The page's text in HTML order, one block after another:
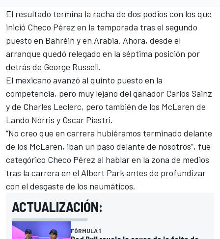
El resultado termina la racha de dos podios con los que
inició Checo Pérez en la temporada tras el segundo
puesto en Bahréin y en Arabia. Ahora, desde el
arranque quedó relegado en la séptima posición por
detrás de George Russell.
El mexicano avanzó al quinto puesto en la
competencia, pero muy lejano del ganador Carlos Sainz
y de Charles Leclerc, pero también de los McLaren de
Lando Norris y Oscar Piastri.
“No creo que en carrera hubiéramos terminado delante
de los McLaren, iban un paso delante de nosotros”, fue
categórico Checo Pérez al hablar en la zona de medios
tras la carrera en el Albert Park antes de profundizar
con el desgaste de los neumáticos.
ACTUALIZACIÓN:
FÓRMULA 1